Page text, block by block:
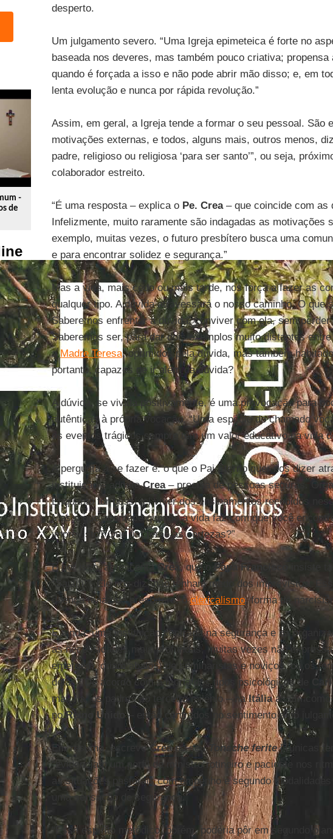
-
de
desperto.
Um julgamento severo. “Uma Igreja epimeteica é forte no
baseada nos deveres, mas também pouco criativa; propensa
quando é forçada a isso e não pode abrir mão disso; e, em
lenta evolução e nunca por rápida revolução.”
Assim, em geral, a Igreja tende a formar o seu pessoal. São
motivações externas, e todos, alguns mais, outros menos,
padre, religioso ou religiosa ‘para ser santo’”, ou seja,
colaborador estreito.
“É uma resposta – explica o Pe. Crea– que coincide com as
Infelizmente, muito raramente são indagadas as motivações
exemplo, muitas vezes, o futuro presbítero busca uma
e para encontrar solidez e segurança.”
Mas a vida, mais cedo ou mais tarde, nos força a fazer as
qualquer tipo. A dúvida atravessará o nosso caminho. O que
Saberemos enfrentar a dúvida, conviver com ela, sem perder
Saberemos ser, para dar dois exemplos muito distantes
aMadre Teresa, oprimidos pela dúvida, mas também
portanto, capazes de ir além da dúvida?
A dúvida, se vivida positivamente, é uma provocação para
autênticas à própria vocação. “Uma espécie de chamado
os eventos trágicos sempre têm um valor educativo na vida
A pergunta a se fazer é: o que o Pai Eterno quer nos dizer
instituição – admiteCrea– precisa de pessoas seguras.
Enquanto for possível viver dos ensinamentos recebidos
Mas o que acontece quando a vida faz com que você
imprevisto? Que fim terão as certezas?”
É por isso, acrescenta Crea, que o Papa Francisco
insiste
“Saiam!”. Ele nos diz: não tenham medo dos imprevistos.
doença tenaz do presbítero, oclericalismo, forma de
E ainda: uma instituição centrada na segurança e na
as necessidades mais profundas, muitas vezes não
emergem, criam abalos) de seminaristas e noviços, ou os
delas? De acordo com a teoria dos tipos psicológicos de
maioria, os padres do terceiro milênio – naItáliaassim como
noReino Unido – estão centrados no sentimento e no
Em resumo, escreveCreano seuTonache ferite [Túnicas
“evidenciam um perfil de ministro rotineiro e paciente nos
as situações pastorais com empenho e segundo modalidades
uma sensação de segurança.
“Esse espírito metódico, porém, poderia pôr em segundo